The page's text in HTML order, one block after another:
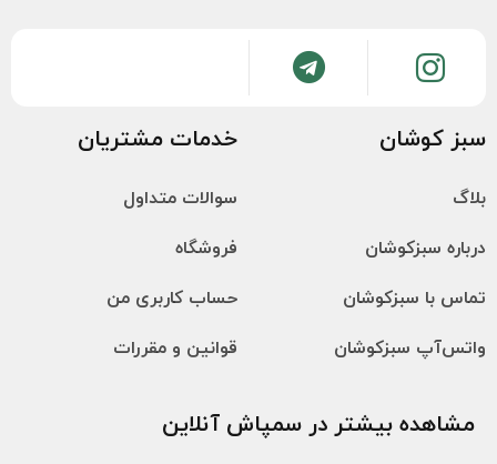
سبز کوشان
بلاگ
درباره سبزکوشان
تماس با سبزکوشان
واتس‌آپ سبزکوشان
خدمات مشتریان
سوالات متداول
فروشگاه
حساب کاربری من
قوانین و مقررات
مشاهده بیشتر در سمپاش آنلاین